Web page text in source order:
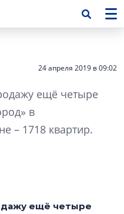
24 апреля 2019 в 09:02
ещё четыре
в
– 1718 квартир.
ещё четыре